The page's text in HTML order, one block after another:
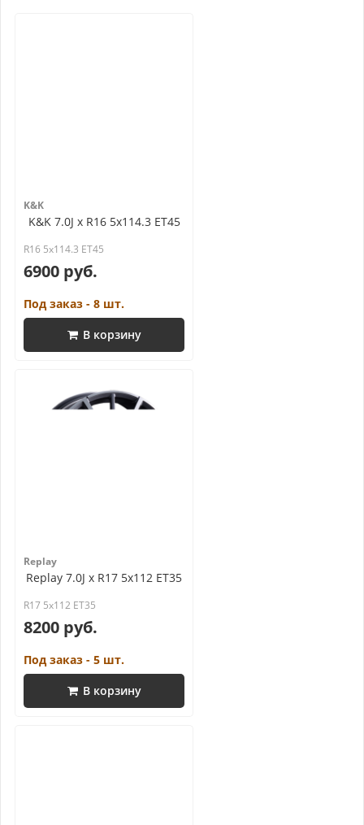
K&K
K&K 7.0J x R16 5x114.3 ET45
R16 5x114.3 ET45
6900 руб.
Под заказ - 8 шт.
В корзину
Replay
Replay 7.0J x R17 5x112 ET35
R17 5x112 ET35
8200 руб.
Под заказ - 5 шт.
В корзину